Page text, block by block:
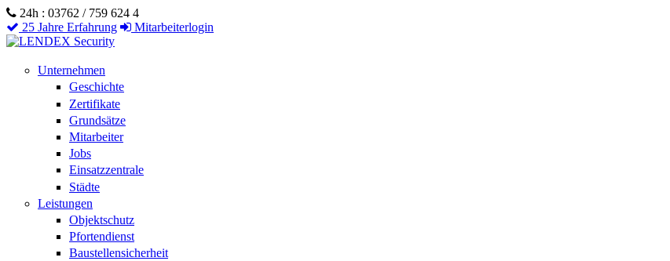
Direkt zum Inhalt
24h : 03762 / 759 624 4
25 Jahre Erfahrung
Mitarbeiterlogin
Unternehmen
Geschichte
Zertifikate
Grundsätze
Mitarbeiter
Jobs
Einsatzzentrale
Städte
Leistungen
Objektschutz
Pfortendienst
Baustellensicherheit